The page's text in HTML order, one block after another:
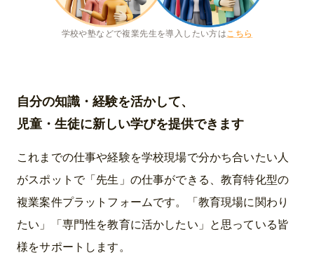
学校や塾などで複業先生を導入したい方はこちら
自分の知識・経験を活かして、
児童・生徒に新しい学びを提供できます
これまでの仕事や経験を学校現場で分かち合いたい人
がスポットで「先生」の仕事ができる、教育特化型の
複業案件プラットフォームです。「教育現場に関わり
たい」「専門性を教育に活かしたい」と思っている皆
様をサポートします。